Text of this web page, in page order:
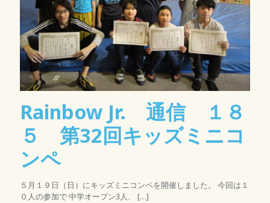
Rainbow Jr. 通信 １８
５ 第32回キッズミニコ
ンペ
５月１９日（日）にキッズミニコンペを開催しました。 今回は１
０人の参加で 中学オープン3人、
[…]